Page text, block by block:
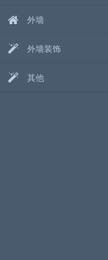
外墙
外墙装饰
其他